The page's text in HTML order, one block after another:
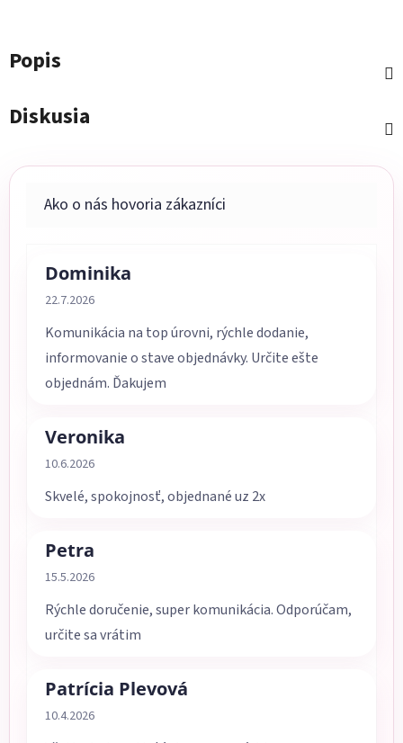
Popis
Diskusia
Dominika
Hodnotenie obchodu je 5 z 5 hviezdičiek.
22.7.2026
Komunikácia na top úrovni, rýchle dodanie,
informovanie o stave objednávky. Určite ešte
objednám. Ďakujem
Veronika
Hodnotenie obchodu je 5 z 5 hviezdičiek.
10.6.2026
Skvelé, spokojnosť, objednané uz 2x
Petra
Hodnotenie obchodu je 5 z 5 hviezdičiek.
15.5.2026
Rýchle doručenie, super komunikácia. Odporúčam,
určite sa vrátim
Patrícia Plevová
Hodnotenie obchodu je 5 z 5 hviezdičiek.
10.4.2026